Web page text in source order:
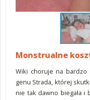
Monstrualne
Wiki choruje na bardzo
genu Strada, której
nie tak dawno biegała i